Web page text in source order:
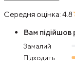
Середня оцінка: 4.8
Вам підійшов
Замалий
Підходить